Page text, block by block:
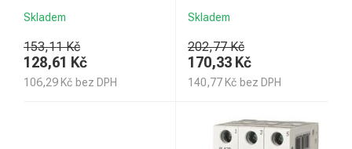
Skladem
153,11 Kč
128,61 Kč
106,29 Kč bez DPH
Skladem
202,77 Kč
170,33 Kč
140,77 Kč bez DPH